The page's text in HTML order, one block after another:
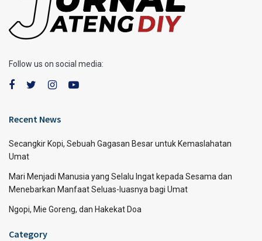
Follow us on social media:
Recent News
Secangkir Kopi, Sebuah Gagasan Besar untuk Kemaslahatan
Umat
Mari Menjadi Manusia yang Selalu Ingat kepada Sesama dan
Menebarkan Manfaat Seluas-luasnya bagi Umat
Ngopi, Mie Goreng, dan Hakekat Doa
Category